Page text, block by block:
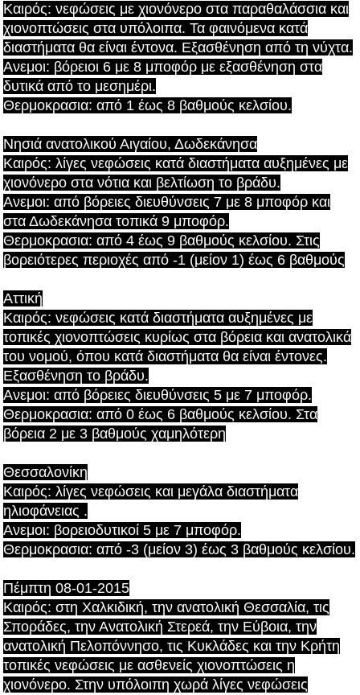
Καιρός: νεφώσεις με χιονόνερο στα παραθαλάσσια και
χιονοπτώσεις στα υπόλοιπα. Τα φαινόμενα κατά
διαστήματα θα είναι έντονα. Εξασθένηση από τη νύχτα.
Ανεμοι: βόρειοι 6 με 8 μποφόρ με εξασθένηση στα
δυτικά από το μεσημέρι.
Θερμοκρασια: από 1 έως 8 βαθμούς κελσίου.
Νησιά ανατολικού Αιγαίου, Δωδεκάνησα
Καιρός: λίγες νεφώσεις κατά διαστήματα αυξημένες με
χιονόνερο στα νότια και βελτίωση το βράδυ.
Ανεμοι: από βόρειες διευθύνσεις 7 με 8 μποφόρ και
στα Δωδεκάνησα τοπικά 9 μποφόρ.
Θερμοκρασια: από 4 έως 9 βαθμούς κελσίου. Στις
βορειότερες περιοχές από -1 (μείον 1) έως 6 βαθμούς
Αττική
Καιρός: νεφώσεις κατά διαστήματα αυξημένες με
τοπικές χιονοπτώσεις κυρίως στα βόρεια και ανατολικά
του νομού, όπου κατά διαστήματα θα είναι έντονες.
Εξασθένηση το βράδυ.
Ανεμοι: από βόρειες διευθύνσεις 5 με 7 μποφόρ.
Θερμοκρασια: από 0 έως 6 βαθμούς κελσίου. Στα
βόρεια 2 με 3 βαθμούς χαμηλότερη
Θεσσαλονίκη
Καιρός: λίγες νεφώσεις και μεγάλα διαστήματα
ηλιοφάνειας .
Ανεμοι: βορειοδυτικοί 5 με 7 μποφόρ.
Θερμοκρασια: από -3 (μείον 3) έως 3 βαθμούς κελσίου.
Πέμπτη 08-01-2015
Καιρός: στη Χαλκιδική, την ανατολική Θεσσαλία, τις
Σποράδες, την Ανατολική Στερεά, την Εύβοια, την
ανατολική Πελοπόννησο, τις Κυκλάδες και την Κρήτη
τοπικές νεφώσεις με ασθενείς χιονοπτώσεις η
χιονόνερο. Στην υπόλοιπη χωρά λίγες νεφώσεις